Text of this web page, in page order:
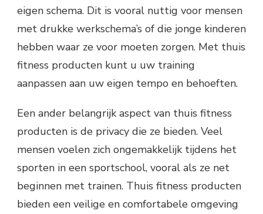
eigen schema. Dit is vooral nuttig voor mensen
met drukke werkschema’s of die jonge kinderen
hebben waar ze voor moeten zorgen. Met thuis
fitness producten kunt u uw training
aanpassen aan uw eigen tempo en behoeften.
Een ander belangrijk aspect van thuis fitness
producten is de privacy die ze bieden. Veel
mensen voelen zich ongemakkelijk tijdens het
sporten in een sportschool, vooral als ze net
beginnen met trainen. Thuis fitness producten
bieden een veilige en comfortabele omgeving